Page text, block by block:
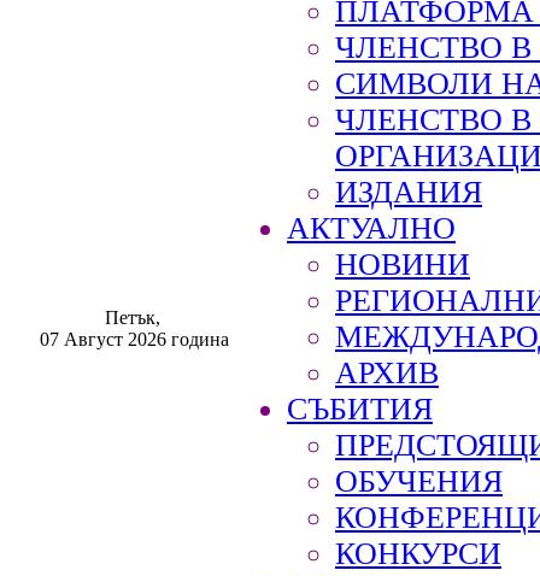
Петък,
07 Август 2026 година
ПЛАТФОРМА
ЧЛЕНСТВО В
СИМВОЛИ
ЧЛЕНСТВО
ИЗДАНИЯ
АКТУАЛНО
НОВИНИ
АРХИВ
СЪБИТИЯ
ОБУЧЕНИЯ
КОНКУРСИ